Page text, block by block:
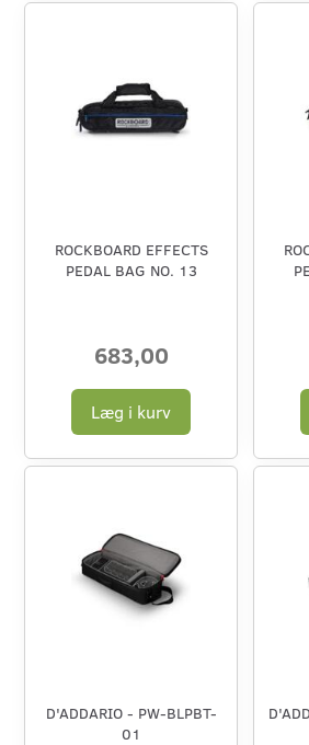
ROCKBOARD EFFECTS
PEDAL BAG NO. 13
683,00
Læg i kurv
D'ADDARIO - PW-BLPBT-
01